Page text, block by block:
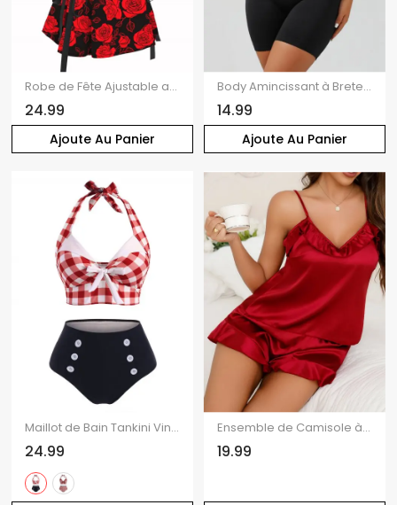
Ajoute Au Panier
Robe de Fête Ajustable avec Fermeture Éclair et Boucle en O Imprimé Roses Rouges sans Manches pour Femmes
24.99
Ajoute Au Panier
Body Amincissant à Bretelles Ajustables à Dos Nu en Couleur Solide
14.99
Maillot de Bain Tankini Vintage à Carreaux Imprimé avec Bouton
24.99
Ensemble de Camisole à Bretelle Fine Ajustable Plongeant Ourlet à Volants en Satin
19.99